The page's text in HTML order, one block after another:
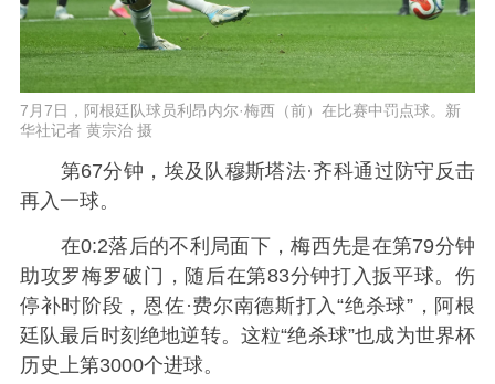
7月7日，阿根廷队球员利昂内尔·梅西（前）在比赛中罚点球。新
华社记者 黄宗治 摄
第67分钟，埃及队穆斯塔法·齐科通过防守反击
再入一球。
在0:2落后的不利局面下，梅西先是在第79分钟
助攻罗梅罗破门，随后在第83分钟打入扳平球。伤
停补时阶段，恩佐·费尔南德斯打入“绝杀球”，阿根
廷队最后时刻绝地逆转。这粒“绝杀球”也成为世界杯
历史上第3000个进球。